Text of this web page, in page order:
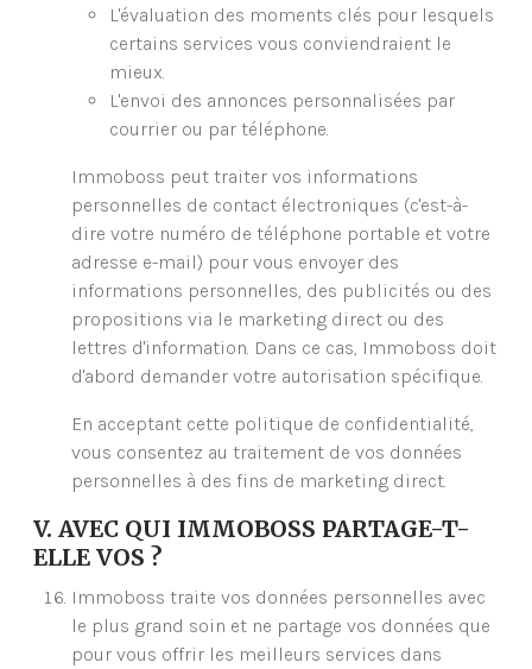
L'évaluation des moments clés pour lesquels
certains services vous conviendraient le
mieux.
L'envoi des annonces personnalisées par
courrier ou par téléphone.
Immoboss peut traiter vos informations
personnelles de contact électroniques (c'est-à-
dire votre numéro de téléphone portable et votre
adresse e-mail) pour vous envoyer des
informations personnelles, des publicités ou des
propositions via le marketing direct ou des
lettres d'information. Dans ce cas, Immoboss doit
d'abord demander votre autorisation spécifique.
En acceptant cette politique de confidentialité,
vous consentez au traitement de vos données
personnelles à des fins de marketing direct.
V. AVEC QUI IMMOBOSS PARTAGE-T-
ELLE VOS ?
Immoboss traite vos données personnelles avec
le plus grand soin et ne partage vos données que
pour vous offrir les meilleurs services dans